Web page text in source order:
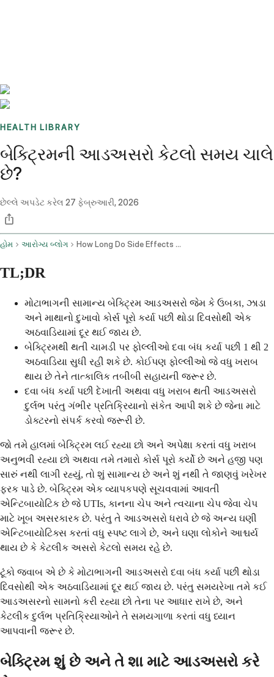
HEALTH LIBRARY
બેક્ટ્રિમની આડઅસરો કેટલો સમય ચાલે
છે?
છેલ્લે અપડેટ કરેલ 27 ફેબ્રુઆરી, 2026
હોમ આરોગ્ય બ્લોગ How Long Do Side Effects Of Bactrim Last
TL;DR
મોટાભાગની સામાન્ય બેક્ટ્રિમ આડઅસરો જેમ કે ઉબકા, ઝાડા
અને માથાનો દુખાવો કોર્સ પૂરો કર્યા પછી થોડા દિવસોથી એક
અઠવાડિયામાં દૂર થઈ જાય છે.
બેક્ટ્રિમથી થતી ચામડી પર ફોલ્લીઓ દવા બંધ કર્યા પછી 1 થી 2
અઠવાડિયા સુધી રહી શકે છે. કોઈપણ ફોલ્લીઓ જે વધુ ખરાબ
થાય છે તેને તાત્કાલિક તબીબી સહાયની જરૂર છે.
દવા બંધ કર્યા પછી દેખાતી અથવા વધુ ખરાબ થતી આડઅસરો
દુર્લભ પરંતુ ગંભીર પ્રતિક્રિયાનો સંકેત આપી શકે છે જેના માટે
ડોક્ટરનો સંપર્ક કરવો જરૂરી છે.
જો તમે હાલમાં બેક્ટ્રિમ લઈ રહ્યા છો અને અપેક્ષા કરતાં વધુ ખરાબ
અનુભવી રહ્યા છો અથવા તમે તમારો કોર્સ પૂરો કર્યો છે અને હજી પણ
સારું નથી લાગી રહ્યું, તો શું સામાન્ય છે અને શું નથી તે જાણવું ખરેખર
ફરક પાડે છે. બેક્ટ્રિમ એક વ્યાપકપણે સૂચવવામાં આવતી
એન્ટિબાયોટિક છે જે UTIs, કાનના ચેપ અને ત્વચાના ચેપ જેવા ચેપ
માટે ખૂબ અસરકારક છે. પરંતુ તે આડઅસરો ધરાવે છે જે અન્ય ઘણી
એન્ટિબાયોટિક્સ કરતાં વધુ સ્પષ્ટ લાગે છે, અને ઘણા લોકોને આશ્ચર્ય
થાય છે કે કેટલીક અસરો કેટલો સમય રહે છે.
ટૂંકો જવાબ એ છે કે મોટાભાગની આડઅસરો દવા બંધ કર્યા પછી થોડા
દિવસોથી એક અઠવાડિયામાં દૂર થઈ જાય છે. પરંતુ સમયરેખા તમે કઈ
આડઅસરનો સામનો કરી રહ્યા છો તેના પર આધાર રાખે છે, અને
કેટલીક દુર્લભ પ્રતિક્રિયાઓને તે સમયગાળા કરતાં વધુ ધ્યાન
આપવાની જરૂર છે.
બેક્ટ્રિમ શું છે અને તે શા માટે આડઅસરો કરે